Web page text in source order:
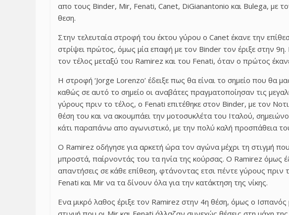
απο τους Binder, Mir, Fenati, Canet, DiGianantonio και Bulega, με
θεση.
Στην τελευταία στροφή του έκτου γύρου ο Canet έκανε την
στρίψει πρώτος, όμως μία επαφή με τον Binder τον έριξε στην
τον τέλος μεταξύ του Ramirez και του Fenati, όταν ο πρώτος
Η στροφή ‘Jorge Lorenzo’ έδειξε πως θα είναι το σημείο που θα
καθώς σε αυτό το σημείο οι αναβάτες πραγματοποίησαν τις
γύρους πριν το τέλος, ο Fenati επιτέθηκε στον Binder, με τον
θέση του και να ακουμπάει την μοτοσυκλέτα του Ιταλού,
κάτι παραπάνω απο αγωνιστικό, με την πολύ καλή προσπάθεια
Ο Ramirez οδήγησε για αρκετή ώρα τον αγώνα μέχρι τη στιγμή
μπροστά, παίρνοντάς του τα ηνία της κούρσας. Ο Ramirez όμως
απαντήσεις σε κάθε επίθεση, φτάνοντας ετσι πέντε γύρους
Fenati και Mir να τα δίνουν όλα για την κατάκτηση της νίκης.
Ενα μικρό λαθος έριξε τον Ramirez στην 4η θέση, όμως ο Ισπανός